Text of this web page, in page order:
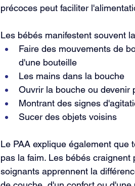
précoces peut faciliter
Les bébés manifestent souvent
Faire des mouvements de
d'une bouteille
Les mains dans la bouche
Ouvrir la bouche ou devenir
Montrant des signes
Sucer des objets voisins
Le PAA explique également
pas la faim. Les bébés
soignants apprennent la